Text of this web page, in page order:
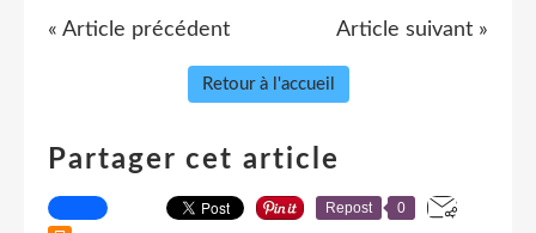
« Article précédent Article suivant »
Retour à l'accueil
Partager cet article
Repost 0